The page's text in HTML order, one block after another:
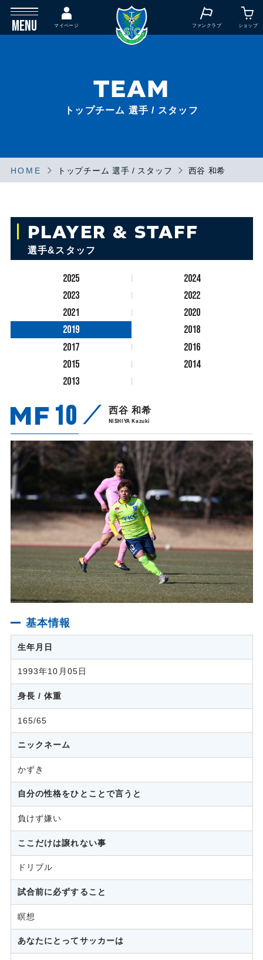
MENU マイページ ファンクラブ ショップ
TEAM
トップチーム 選手 / スタッフ
HOME トップチーム 選手 / スタッフ 西谷 和希
PLAYER & STAFF
選手&スタッフ
2025
2024
2023
2022
2021
2020
2019
2018
2017
2016
2015
2014
2013
MF 10 西谷 和希
NISHIYA Kazuki
基本情報
生年月日
1993年10月05日
身長 / 体重
165/65
ニックネーム
かずき
自分の性格をひとことで言うと
負けず嫌い
ここだけは譲れない事
ドリブル
試合前に必ずすること
瞑想
あなたにとってサッカーは